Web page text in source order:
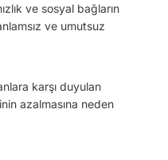
ve sosyal bağların
ve umutsuz
karşı duyulan
azalmasına neden